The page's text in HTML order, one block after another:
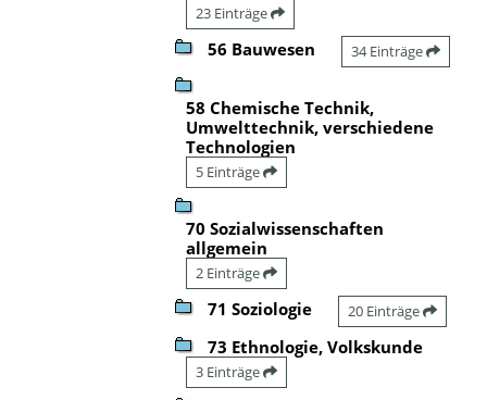
23 Einträge
56 Bauwesen 34 Einträge
58 Chemische Technik,
Umwelttechnik, verschiedene
Technologien
5 Einträge
70 Sozialwissenschaften
allgemein
2 Einträge
71 Soziologie 20 Einträge
73 Ethnologie, Volkskunde
3 Einträge